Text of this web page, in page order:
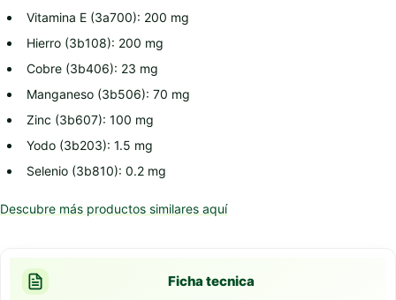
Vitamina E (3a700): 200 mg
Hierro (3b108): 200 mg
Cobre (3b406): 23 mg
Manganeso (3b506): 70 mg
Zinc (3b607): 100 mg
Yodo (3b203): 1.5 mg
Selenio (3b810): 0.2 mg
Descubre más productos similares aquí
Ficha tecnica